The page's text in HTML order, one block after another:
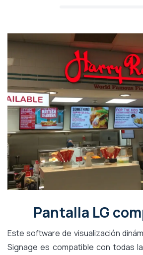
Pantalla LG
Este software de visualización
Signage es compatible con todas